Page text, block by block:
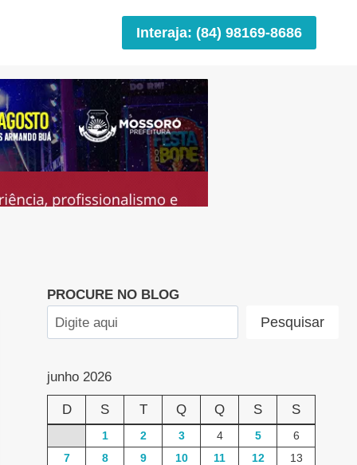
Interaja: (84) 98169-8686
PROCURE NO BLOG
Pesquisar
junho 2026
D S T Q Q S S
1 2 3 4 5
6
7
8 9 10 11 12
13